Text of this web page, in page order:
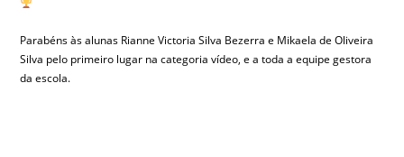
Parabéns às alunas Rianne Victoria Silva Bezerra e Mikaela de Oliveira
Silva pelo primeiro lugar na categoria vídeo, e a toda a equipe gestora
da escola.